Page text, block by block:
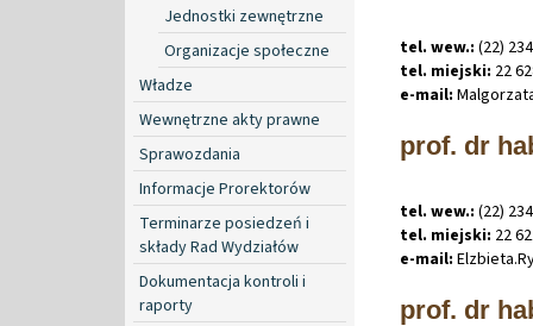
Jednostki zewnętrzne
Organizacje społeczne
Władze
Wewnętrzne akty prawne
Sprawozdania
Informacje Prorektorów
Terminarze posiedzeń i
składy Rad Wydziałów
Dokumentacja kontroli i
raporty
tel. wew.: (22)
tel. miejski: 22
e-mail:
prof. dr
tel. wew.: (22)
tel. miejski: 22
e-mail: Elzbieta.
prof. dr